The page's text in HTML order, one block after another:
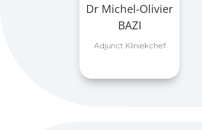
Dr Michel-Olivier
BAZI
Adjunct Kliniekchef